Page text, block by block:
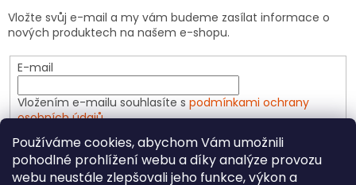
Používáme cookies, abychom Vám umožnili
pohodlné prohlížení webu a díky analýze provozu
webu neustále zlepšovali jeho funkce, výkon a
Vložte svůj e-mail a my vám budeme zasílat informace o
nových produktech na našem e-shopu.
E-mail
Vložením e-mailu souhlasíte s podmínkami ochrany
osobních údajů
PŘIHLÁSIT SE